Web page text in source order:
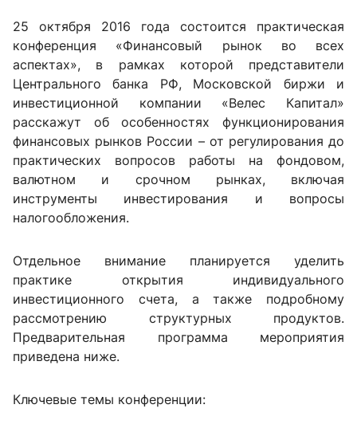
25 октября 2016 года состоится практическая
конференция «Финансовый рынок во всех
аспектах», в рамках которой представители
Центрального банка РФ, Московской биржи и
инвестиционной компании «Велес Капитал»
расскажут об особенностях функционирования
финансовых рынков России – от регулирования до
практических вопросов работы на фондовом,
валютном и срочном рынках, включая
инструменты инвестирования и вопросы
налогообложения.
Отдельное внимание планируется уделить
практике открытия индивидуального
инвестиционного счета, а также подробному
рассмотрению структурных продуктов.
Предварительная программа мероприятия
приведена ниже.
Ключевые темы конференции: